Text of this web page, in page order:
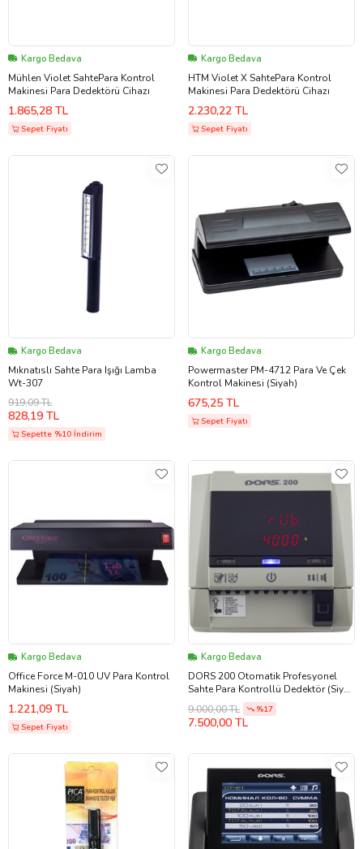
Kargo Bedava
Mühlen Violet SahtePara Kontrol
Makinesi Para Dedektörü Cihazı
1.865,28 TL
Sepet Fiyatı
Kargo Bedava
HTM Violet X SahtePara Kontrol
Makinesi Para Dedektörü Cihazı
2.230,22 TL
Sepet Fiyatı
Kargo Bedava
Mıknatıslı Sahte Para Işığı Lamba
Wt-307
919,09 TL
828,19 TL
Sepette %10 İndirim
Kargo Bedava
Powermaster PM-4712 Para Ve Çek
Kontrol Makinesi (Siyah)
675,25 TL
Sepet Fiyatı
Kargo Bedava
Office Force M-010 UV Para Kontrol
Makinesi (Siyah)
1.221,09 TL
Sepet Fiyatı
Kargo Bedava
DORS 200 Otomatik Profesyonel
Sahte Para Kontrollü Dedektör (Siyah
- Açık Krem)
9.000,00 TL %17
7.500,00 TL